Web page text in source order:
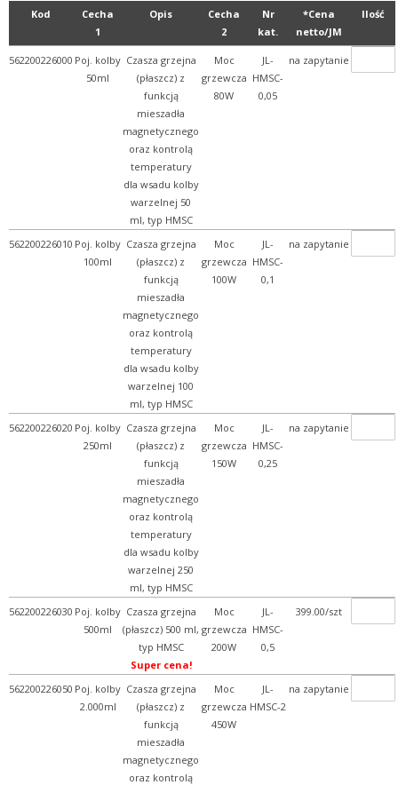
Kod
Cecha
1
Opis
Cecha
2
Nr
kat.
*Cena
netto/JM
Ilość
562200226000 Poj. kolby
50ml
Czasza grzejna
(płaszcz) z
funkcją
mieszadła
magnetycznego
oraz kontrolą
temperatury
dla wsadu kolby
warzelnej 50
ml, typ HMSC
Moc
grzewcza
80W
JL-
HMSC-
0,05
na zapytanie
562200226010 Poj. kolby
100ml
Czasza grzejna
(płaszcz) z
funkcją
mieszadła
magnetycznego
oraz kontrolą
temperatury
dla wsadu kolby
warzelnej 100
ml, typ HMSC
Moc
grzewcza
100W
JL-
HMSC-
0,1
na zapytanie
562200226020 Poj. kolby
250ml
Czasza grzejna
(płaszcz) z
funkcją
mieszadła
magnetycznego
oraz kontrolą
temperatury
dla wsadu kolby
warzelnej 250
ml, typ HMSC
Moc
grzewcza
150W
JL-
HMSC-
0,25
na zapytanie
562200226030 Poj. kolby
500ml
Czasza grzejna
(płaszcz) 500 ml,
typ HMSC
Super cena!
Moc
grzewcza
200W
JL-
HMSC-
0,5
399.00/szt
562200226050 Poj. kolby
2.000ml
Czasza grzejna
(płaszcz) z
funkcją
mieszadła
magnetycznego
oraz kontrolą
Moc
grzewcza
450W
JL-
HMSC-2
na zapytanie